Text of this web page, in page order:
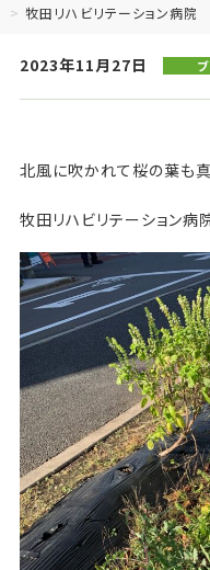
牧田リハビリテーション病
2023年11月27日
北風に吹かれて桜の葉も真
牧田リハビリテーション病